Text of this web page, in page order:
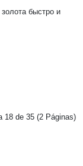
быстро и
18 de 35 (2 Páginas)